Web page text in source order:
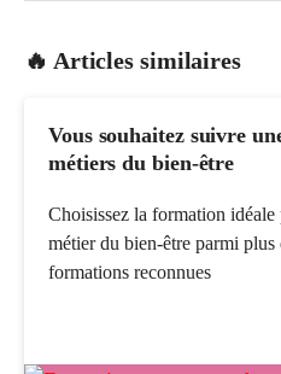
🔥 Articles similaires
Vous souhaitez suivre
métiers du bien-être
Choisissez la formation
métier du bien-être parmi plus
formations reconnues